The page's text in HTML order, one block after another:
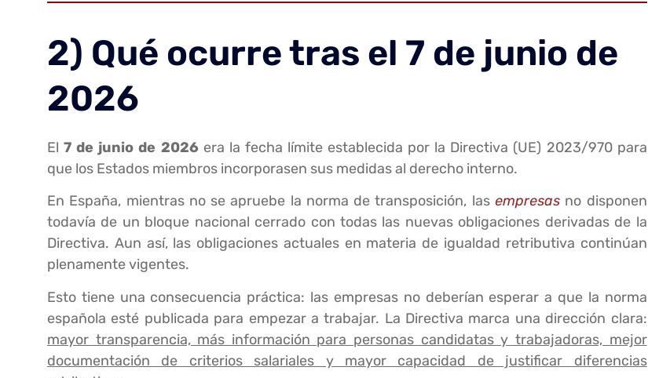
2) Qué ocurre tras el 7 de junio de
2026
El7 de junio de 2026era la fecha límite establecida por la Directiva (UE) 2023/970 para
que los Estados miembros incorporasen sus medidas al derecho interno.
En España, mientras no se apruebe la norma de transposición, lasempresas no disponen
todavía de un bloque nacional cerrado con todas las nuevas obligaciones derivadas de la
Directiva. Aun así, las obligaciones actuales en materia de igualdad retributiva continúan
plenamente vigentes.
Esto tiene una consecuencia práctica: las empresas no deberían esperar a que la norma
española esté publicada para empezar a trabajar. La Directiva marca una dirección clara:
mayor transparencia, más información para personas candidatas y trabajadoras, mejor
documentación de criterios salariales y mayor capacidad de justificar diferencias